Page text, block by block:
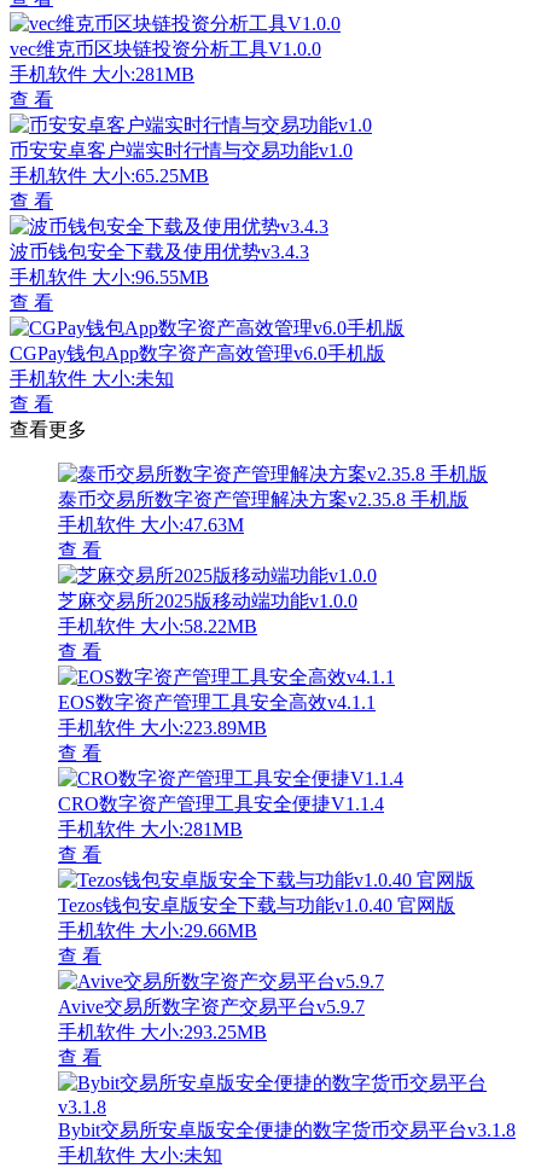
vec维克币区块链投资分析工具V1.0.0
手机软件 大小:281MB
查 看
币安安卓客户端实时行情与交易功能v1.0
手机软件 大小:65.25MB
查 看
波币钱包安全下载及使用优势v3.4.3
手机软件 大小:96.55MB
查 看
CGPay钱包App数字资产高效管理v6.0手机版
手机软件 大小:未知
查 看
查看更多
泰币交易所数字资产管理解决方案v2.35.8 手机版
手机软件 大小:47.63M
查 看
芝麻交易所2025版移动端功能v1.0.0
手机软件 大小:58.22MB
查 看
EOS数字资产管理工具安全高效v4.1.1
手机软件 大小:223.89MB
查 看
CRO数字资产管理工具安全便捷V1.1.4
手机软件 大小:281MB
查 看
Tezos钱包安卓版安全下载与功能v1.0.40 官网版
手机软件 大小:29.66MB
查 看
Avive交易所数字资产交易平台v5.9.7
手机软件 大小:293.25MB
查 看
Bybit交易所安卓版安全便捷的数字货币交易平台v3.1.8
手机软件 大小:未知